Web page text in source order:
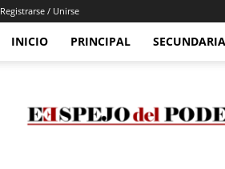
Registrarse / Unirse
INICIO PRINCIPAL SECUNDARIA
Del
Poder